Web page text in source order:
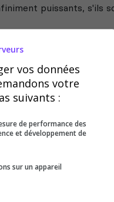
puissants, s'ils
vos données
votre
suivants :
de performance des
et développement de
sur un appareil